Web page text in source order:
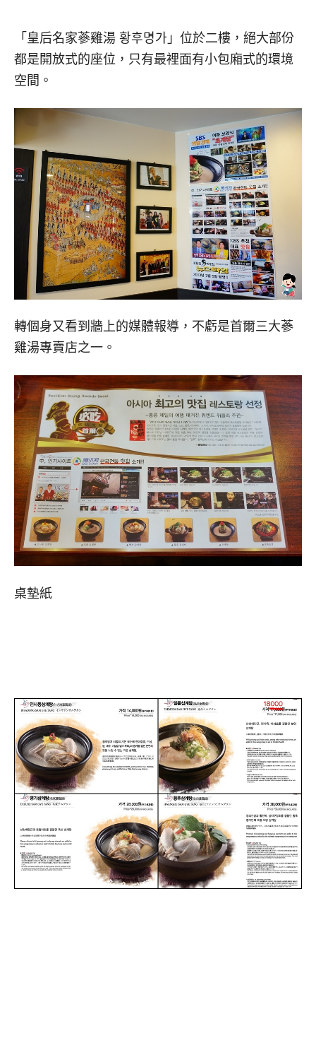
「皇后名家蔘雞湯 황후명가」位於二樓，絕大部份
都是開放式的座位，只有最裡面有小包廂式的環境
空間。
轉個身又看到牆上的媒體報導，不虧是首爾三大蔘
雞湯專賣店之一。
桌墊紙